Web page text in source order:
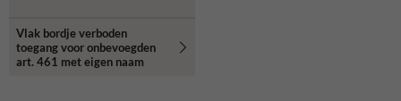
Vlak bordje verboden
toegang voor onbevoegden
art. 461 met eigen naam